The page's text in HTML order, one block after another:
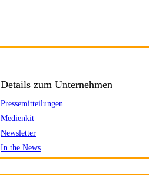
Details zum Unternehmen
Pressemitteilungen
Medienkit
Newsletter
In the News